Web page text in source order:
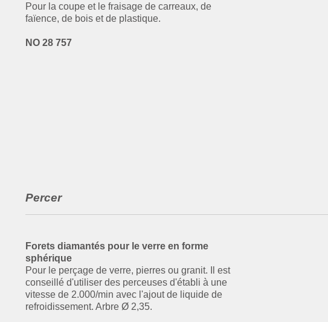
Pour la coupe et le fraisage de carreaux, de
faïence, de bois et de plastique.
NO 28 757
Percer
Forets diamantés pour le verre en forme
sphérique
Pour le perçage de verre, pierres ou granit. Il est
conseillé d'utiliser des perceuses d'établi à une
vitesse de 2.000/min avec l'ajout de liquide de
refroidissement. Arbre Ø 2,35.